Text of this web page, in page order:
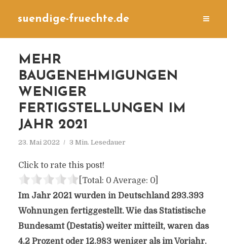
suendige-fruechte.de
MEHR
BAUGENEHMIGUNGEN
WENIGER
FERTIGSTELLUNGEN IM
JAHR 2021
23. Mai 2022 3 Min. Lesedauer
Click to rate this post!
[Total: 0 Average: 0]
Im Jahr 2021 wurden in Deutschland 293.393
Wohnungen fertiggestellt. Wie das Statistische
Bundesamt (Destatis) weiter mitteilt, waren das
4,2 Prozent oder 12.983 weniger als im Vorjahr.